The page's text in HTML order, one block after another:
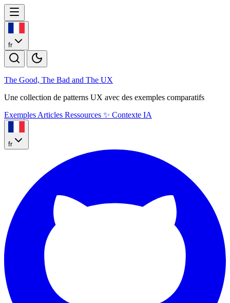
fr
The Good, The Bad and The UX
Une collection de patterns UX avec des exemples comparatifs
Exemples Articles Ressources ✨ Contexte IA
fr